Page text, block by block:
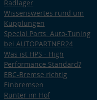
Radlager
Wissenswertes rund um
Kupplungen
Special Parts: Auto-Tuning
bei AUTOPARTNER24
Was ist HPS - High
Performance Standard?
EBC-Bremse richtig
Einbremsen
Runter im Hof